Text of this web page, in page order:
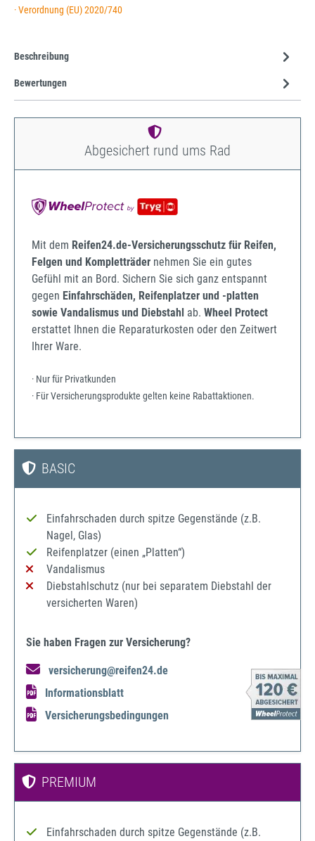
· Verordnung (EU) 2020/740
Beschreibung
Bewertungen
Abgesichert rund ums Rad
Mit dem Reifen24.de-Versicherungsschutz für Reifen,
Felgen und Kompletträder nehmen Sie ein gutes
Gefühl mit an Bord. Sichern Sie sich ganz entspannt
gegen Einfahrschäden, Reifenplatzer und -platten
sowie Vandalismus und Diebstahl ab. Wheel Protect
erstattet Ihnen die Reparaturkosten oder den Zeitwert
Ihrer Ware.
· Nur für Privatkunden
· Für Versicherungsprodukte gelten keine Rabattaktionen.
BASIC
Einfahrschaden durch spitze Gegenstände (z.B.
Nagel, Glas)
Reifenplatzer (einen „Platten“)
Vandalismus
Diebstahlschutz (nur bei separatem Diebstahl der
versicherten Waren)
Sie haben Fragen zur Versicherung?
versicherung@reifen24.de
Informationsblatt
Versicherungsbedingungen
PREMIUM
Einfahrschaden durch spitze Gegenstände (z.B.